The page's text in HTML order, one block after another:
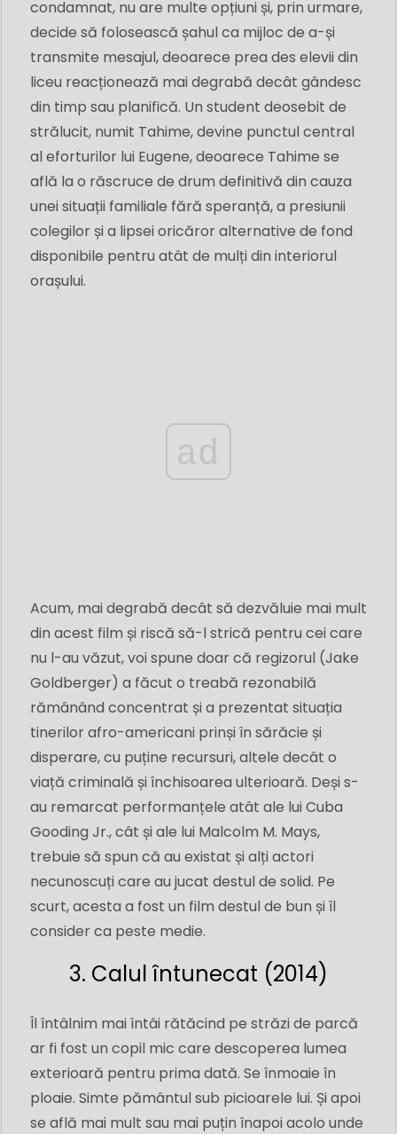
condamnat, nu are multe opțiuni și, prin urmare,
decide să folosească șahul ca mijloc de a-și
transmite mesajul, deoarece prea des elevii din
liceu reacționează mai degrabă decât gândesc
din timp sau planifică. Un student deosebit de
strălucit, numit Tahime, devine punctul central
al eforturilor lui Eugene, deoarece Tahime se
află la o răscruce de drum definitivă din cauza
unei situații familiale fără speranță, a presiunii
colegilor și a lipsei oricăror alternative de fond
disponibile pentru atât de mulți din interiorul
orașului.
ad
Acum, mai degrabă decât să dezvăluie mai mult
din acest film și riscă să-l strică pentru cei care
nu l-au văzut, voi spune doar că regizorul (Jake
Goldberger) a făcut o treabă rezonabilă
rămânând concentrat și a prezentat situația
tinerilor afro-americani prinși în sărăcie și
disperare, cu puține recursuri, altele decât o
viață criminală și închisoarea ulterioară. Deși s-
au remarcat performanțele atât ale lui Cuba
Gooding Jr., cât și ale lui Malcolm M. Mays,
trebuie să spun că au existat și alți actori
necunoscuți care au jucat destul de solid. Pe
scurt, acesta a fost un film destul de bun și îl
consider ca peste medie.
3. Calul întunecat (2014)
Îl întâlnim mai întâi rătăcind pe străzi de parcă
ar fi fost un copil mic care descoperea lumea
exterioară pentru prima dată. Se înmoaie în
ploaie. Simte pământul sub picioarele lui. Și apoi
se află mai mult sau mai puțin înapoi acolo unde